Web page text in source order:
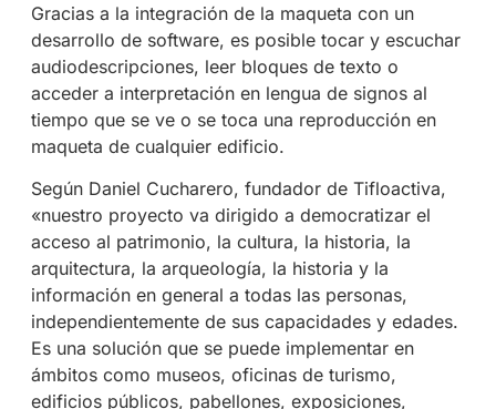
Gracias a la integración de la maqueta con un
desarrollo de software, es posible tocar y escuchar
audiodescripciones, leer bloques de texto o
acceder a interpretación en lengua de signos al
tiempo que se ve o se toca una reproducción en
maqueta de cualquier edificio.
Según Daniel Cucharero, fundador de Tifloactiva,
«nuestro proyecto va dirigido a democratizar el
acceso al patrimonio, la cultura, la historia, la
arquitectura, la arqueología, la historia y la
información en general a todas las personas,
independientemente de sus capacidades y edades.
Es una solución que se puede implementar en
ámbitos como museos, oficinas de turismo,
edificios públicos, pabellones, exposiciones,